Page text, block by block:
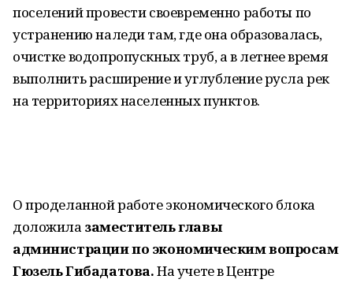
поселений провести своевременно работы по
устранению наледи там, где она образовалась,
очистке водопропускных труб, а в летнее время
выполнить расширение и углубление русла рек
на территориях населенных пунктов.
О проделанной работе экономического блока
доложила заместитель главы
администрации по экономическим вопросам
Гюзель Гибадатова.На учете в Центре